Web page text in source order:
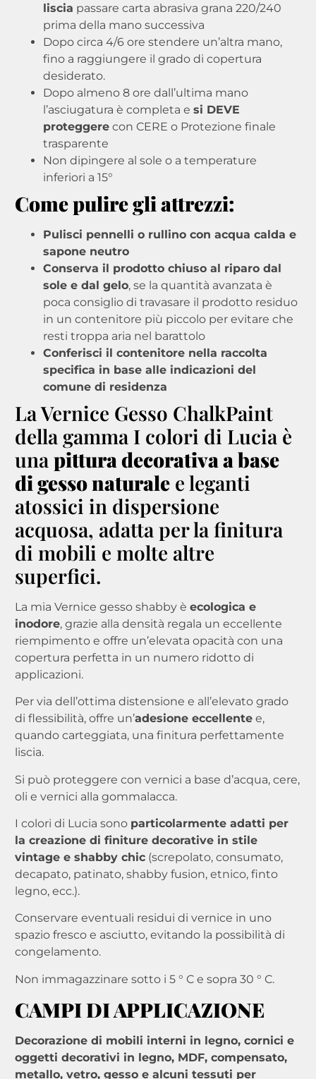
liscia passare carta abrasiva grana 220/240
prima della mano successiva
Dopo circa 4/6 ore stendere un’altra mano,
fino a raggiungere il grado di copertura
desiderato.
Dopo almeno 8 ore dall’ultima mano
l’asciugatura è completa e si DEVE
proteggerecon CERE o Protezione finale
trasparente
Non dipingere al sole o a temperature
inferiori a 15°
Come pulire gli attrezzi:
Pulisci pennelli o rullino con acqua calda e
sapone neutro
Conserva il prodotto chiuso al riparo dal
sole e dal gelo, se la quantità avanzata è
poca consiglio di travasare il prodotto residuo
in un contenitore più piccolo per evitare che
resti troppa aria nel barattolo
Conferisci il contenitore nella raccolta
specifica in base alle indicazioni del
comune di residenza
La Vernice Gesso ChalkPaint
della gamma I colori di Lucia è
una pittura decorativa a base
di gesso naturalee leganti
atossici in dispersione
acquosa, adatta per la finitura
di mobili e molte altre
superfici.
La mia Vernice gesso shabby è ecologica e
inodore, grazie alla densità regala un eccellente
riempimento e offre un’elevata opacità con una
copertura perfetta in un numero ridotto di
applicazioni.
Per via dell’ottima distensione e all’elevato grado
di flessibilità, offre un’adesione eccellentee,
quando carteggiata, una finitura perfettamente
liscia.
Si può proteggere con vernici a base d’acqua, cere,
oli e vernici alla gommalacca.
I colori di Lucia sono particolarmente adatti per
la creazione di finiture decorative in stile
vintage e shabby chic(screpolato, consumato,
decapato, patinato, shabby fusion, etnico, finto
legno, ecc.).
Conservare eventuali residui di vernice in uno
spazio fresco e asciutto, evitando la possibilità di
congelamento.
Non immagazzinare sotto i 5 ° C e sopra 30 ° C.
CAMPI DI APPLICAZIONE
Decorazione di mobili interni in legno, cornici e
oggetti decorativi in legno, MDF, compensato,
metallo, vetro, gesso e alcuni tessuti per